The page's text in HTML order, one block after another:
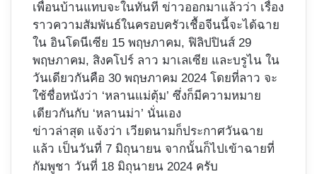
เพื่อนบ้านแทบจะในทันที ข่าวออกมาแล้วว่า เรื่อง
ราวความสัมพันธ์ในครอบครัวเชื้อจีนนี้จะได้ฉาย
ใน อินโดนีเซีย 15 พฤษภาคม, ฟิลิปปินส์ 29
พฤษภาคม, สิงคโปร์ ลาว มาเลเซีย และบรูไน ใน
วันเดียวกันคือ 30 พฤษภาคม 2024 โดยที่ลาว จะ
ใช้ชื่อหนังว่า ‘หลานแม่ตุ้ม’ ซึ่งก็มีความหมาย
เดียวกันกับ ‘หลานม่า’ นั่นเอง
ข่าวล่าสุด แจ้งว่า เวียดนามก็ประกาศวันฉาย
แล้ว เป็นวันที่ 7 มิถุนายน จากนั้นก็ไปเข้าฉายที่
กัมพูชา วันที่ 18 มิถุนายน 2024 ครับ